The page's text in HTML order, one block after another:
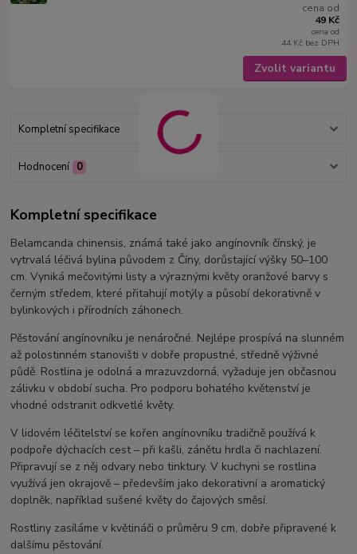
cena od
49 Kč
cena od
44 Kč bez DPH
Zvolit variantu
Kompletní specifikace
Hodnocení 0
Kompletní specifikace
Belamcanda chinensis, známá také jako angínovník čínský, je
vytrvalá léčivá bylina původem z Číny, dorůstající výšky 50–100
cm. Vyniká mečovitými listy a výraznými květy oranžové barvy s
černým středem, které přitahují motýly a působí dekorativně v
bylinkových i přírodních záhonech.
Pěstování angínovníku je nenáročné. Nejlépe prospívá na slunném
až polostinném stanovišti v dobře propustné, středně výživné
půdě. Rostlina je odolná a mrazuvzdorná, vyžaduje jen občasnou
zálivku v období sucha. Pro podporu bohatého květenství je
vhodné odstranit odkvetlé květy.
V lidovém léčitelství se kořen angínovníku tradičně používá k
podpoře dýchacích cest – při kašli, zánětu hrdla či nachlazení.
Připravují se z něj odvary nebo tinktury. V kuchyni se rostlina
využívá jen okrajově – především jako dekorativní a aromatický
doplněk, například sušené květy do čajových směsí.
Rostliny zasíláme v květináči o průměru 9 cm, dobře připravené k
dalšímu pěstování.